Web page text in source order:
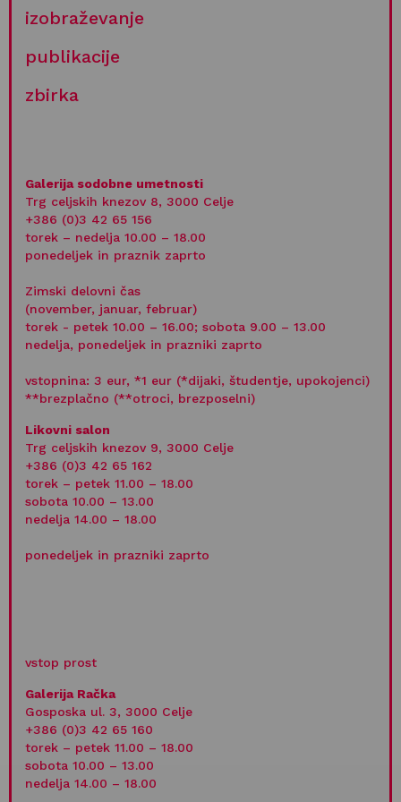
RAZSTAVA KUSTOSINJ NA REZIDENCI (Carmen
Santesmases in Maša Knapič). Mednarodna skupinska
razstava
Galerija sodobne umetnosti, 13. 10.–14. 1. 2024
IZTOK KLANČAR. Samostojna razstava
Galerija Račka, 17. 11.–31. 1. 2024
izobraževanje
publikacije
zbirka
Galerija sodobne umetnosti
Trg celjskih knezov 8, 3000 Celje
+386 (0)3 42 65 156
torek – nedelja 10.00 – 18.00
ponedeljek in praznik zaprto
Zimski delovni čas
(november, januar, februar)
torek - petek 10.00 – 16.00; sobota 9.00 – 13.00
nedelja, ponedeljek in prazniki zaprto
vstopnina: 3 eur, *1 eur (*dijaki, študentje, upokojenci)
**brezplačno (**otroci, brezposelni)
Likovni salon
Trg celjskih knezov 9, 3000 Celje
+386 (0)3 42 65 162
torek – petek 11.00 – 18.00
sobota 10.00 – 13.00
nedelja 14.00 – 18.00
ponedeljek in prazniki zaprto
vstop prost
Galerija Račka
Gosposka ul. 3, 3000 Celje
+386 (0)3 42 65 160
torek – petek 11.00 – 18.00
sobota 10.00 – 13.00
nedelja 14.00 – 18.00